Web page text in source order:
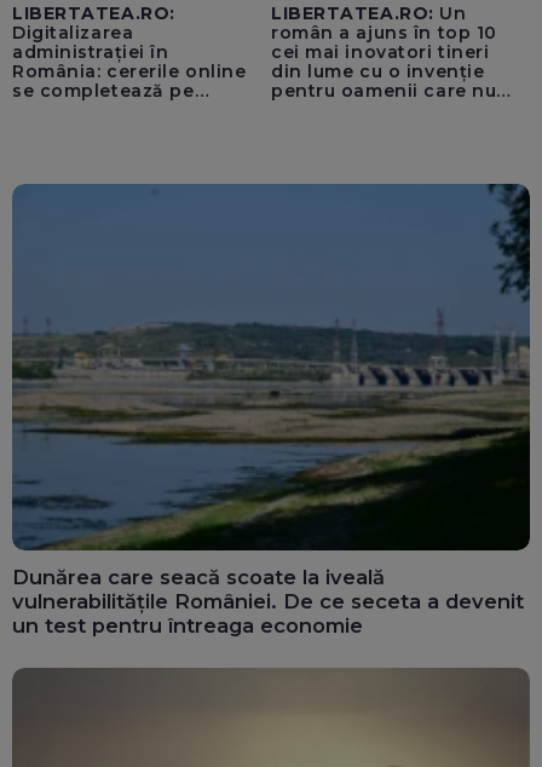
LIBERTATEA.RO:
Digitalizarea
administrației în
România: cererile online
se completează pe
LIBERTATEA.RO: Un
român a ajuns în top 10
cei mai inovatori tineri
din lume cu o invenție
pentru oamenii care nu
Dunărea care seacă scoate la iveală
vulnerabilitățile României. De ce seceta a devenit
un test pentru întreaga economie